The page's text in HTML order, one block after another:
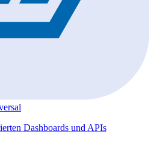
Dashboards und APIs